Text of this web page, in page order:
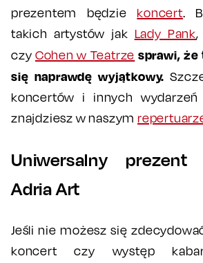
prezentem będzie koncert.
takich artystów jak Lady Pank,
czy Cohen w Teatrze sprawi, że
się naprawdę wyjątkowy.
koncertów i innych wydarzeń
znajdziesz w naszym
Uniwersalny
Adria Art
Jeśli nie możesz się
koncert czy występ